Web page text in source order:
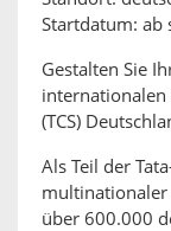
Startdatum: ab
Gestalten Sie
internationalen
(TCS)
Als Teil der
multinationaler
über 600.000